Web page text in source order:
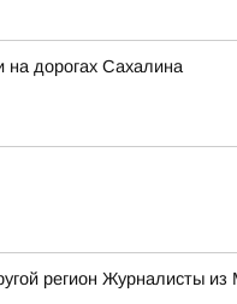
на дорогах Сахалина
регион Журналисты